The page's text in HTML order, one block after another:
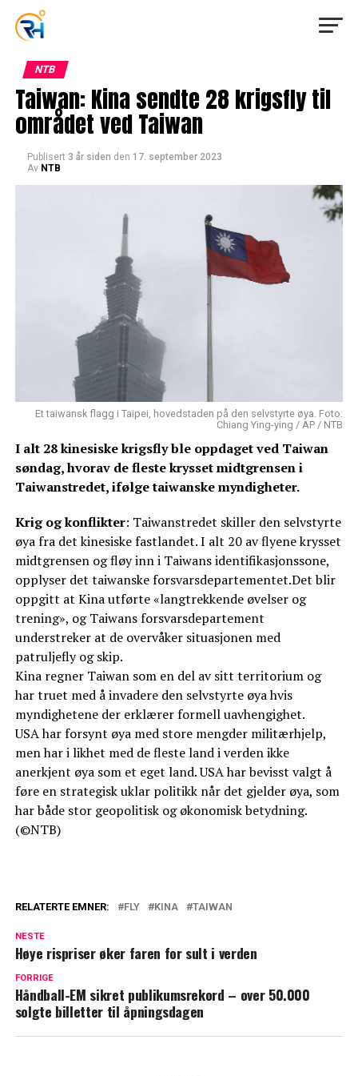
NTB
Taiwan: Kina sendte 28 krigsfly til
området ved Taiwan
Publisert 3 år siden den 17. september 2023
Av NTB
Et taiwansk flagg i Taipei, hovedstaden på den selvstyrte øya. Foto:
Chiang Ying-ying / AP / NTB
I alt 28 kinesiske krigsfly ble oppdaget ved Taiwan
søndag, hvorav de fleste krysset midtgrensen i
Taiwanstredet, ifølge taiwanske myndigheter.
Krig og konflikter: Taiwanstredet skiller den selvstyrte
øya fra det kinesiske fastlandet. I alt 20 av flyene krysset
midtgrensen og fløy inn i Taiwans identifikasjonssone,
opplyser det taiwanske forsvarsdepartementet.Det blir
oppgitt at Kina utførte «langtrekkende øvelser og
trening», og Taiwans forsvarsdepartement
understreker at de overvåker situasjonen med
patruljefly og skip.
Kina regner Taiwan som en del av sitt territorium og
har truet med å invadere den selvstyrte øya hvis
myndighetene der erklærer formell uavhengighet.
USA har forsynt øya med store mengder militærhjelp,
men har i likhet med de fleste land i verden ikke
anerkjent øya som et eget land. USA har bevisst valgt å
føre en strategisk uklar politikk når det gjelder øya, som
har både stor geopolitisk og økonomisk betydning.
(©NTB)
RELATERTE EMNER: FLY KINA TAIWAN
NESTE
Høye rispriser øker faren for sult i verden
FORRIGE
Håndball-EM sikret publikumsrekord – over 50.000
solgte billetter til åpningsdagen